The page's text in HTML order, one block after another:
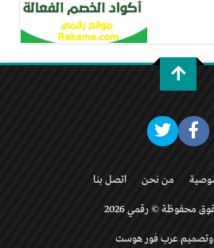
من نحن اتصل بنا
محفوظة © رقمي 2026
وتصميم عرب فور هوست